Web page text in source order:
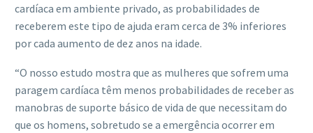
cardíaca em ambiente privado, as probabilidades de
receberem este tipo de ajuda eram cerca de 3% inferiores
por cada aumento de dez anos na idade.
“O nosso estudo mostra que as mulheres que sofrem uma
paragem cardíaca têm menos probabilidades de receber as
manobras de suporte básico de vida de que necessitam do
que os homens, sobretudo se a emergência ocorrer em